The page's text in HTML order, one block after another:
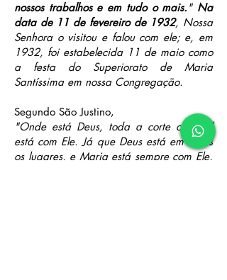
nossos trabalhos e em tudo o mais. " Na
data de 11 de fevereiro de 1932, Nossa
Senhora o visitou e falou com ele; e, em
1932, foi estabelecida 11 de maio como
a festa do Superiorato de Maria
Santíssima em nossa Congregação.
Segundo São Justino,
"Onde está Deus, toda a corte celestial
está com Ele. Já que Deus está em todos
os lugares, e Maria está sempre com Ele,